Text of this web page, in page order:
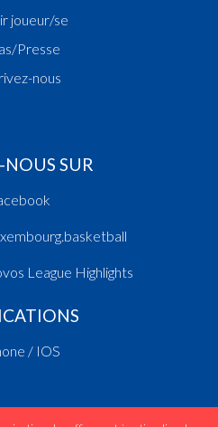
joueur/se
Presse
nous
SUR
League Highlights
/ IOS